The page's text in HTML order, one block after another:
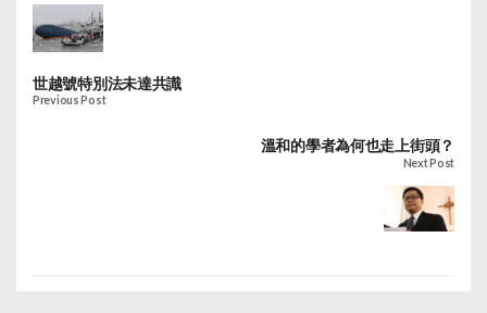
世越號特別法未達共識
Previous Post
溫和的學者為何也走上街頭？
Next Post